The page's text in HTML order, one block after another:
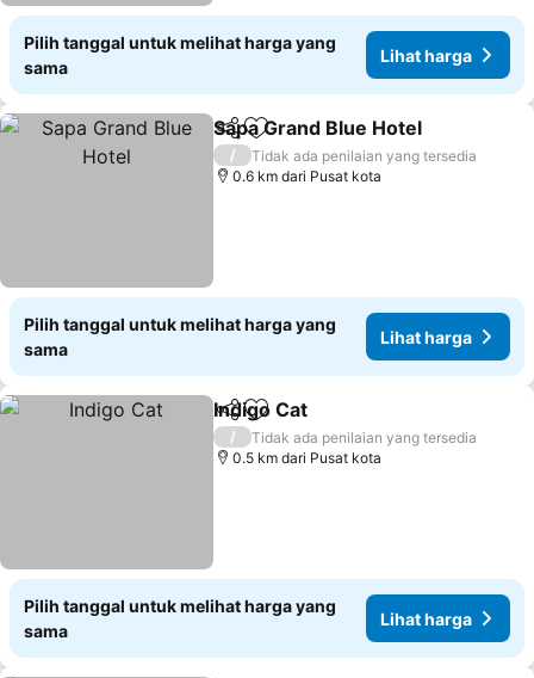
Pilih tanggal untuk melihat harga yang
sama
Lihat harga
BagikanTambahkan ke favorit
Sapa Grand Blue Hotel
/
Tidak ada penilaian yang tersedia
0.6 km dari Pusat kota
Pilih tanggal untuk melihat harga yang
sama
Lihat harga
BagikanTambahkan ke favorit
Indigo Cat
/
Tidak ada penilaian yang tersedia
0.5 km dari Pusat kota
Pilih tanggal untuk melihat harga yang
sama
Lihat harga